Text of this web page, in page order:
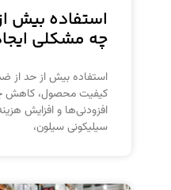
استفاده بیش
چه مشکلی
استفاده بیش از حد از
کیفیت محصول، کاهش
افزودنی‌ها و افزایش
سیلیکونی سیلون،